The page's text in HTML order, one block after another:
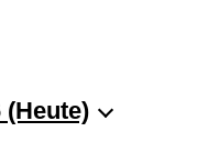
(Heute)